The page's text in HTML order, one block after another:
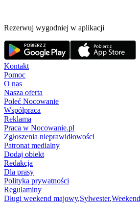
Rezerwuj wygodniej w aplikacji
Kontakt
Pomoc
O nas
Nasza oferta
Poleć Nocowanie
Współpraca
Reklama
Praca w Nocowanie.pl
Zgłoszenia nieprawidłowości
Patronat medialny
Dodaj obiekt
Redakcja
Dla prasy
Polityka prywatności
Regulaminy
Długi weekend majowy,Sylwester,